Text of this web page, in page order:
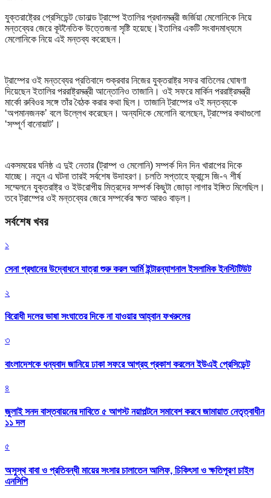
যুক্তরাষ্ট্রের প্রেসিডেন্ট ডোনাল্ড ট্রাম্পে ইতালির প্রধানমন্ত্রী জর্জিয়া মেলোনিকে নিয়ে
মন্তব্যের জেরে কূটনৈতিক উত্তেজনা সৃষ্টি হয়েছে।ইতালির একটি সংবাদমাধ্যমে
মেলোনিকে নিয়ে এই মন্তব্য করেছেন।
ট্রাম্পের ওই মন্তব্যের প্রতিবাদে শুক্রবার নিজের যুক্তরাষ্ট্র সফর বাতিলের ঘোষণা
দিয়েছেন ইতালির পররাষ্ট্রমন্ত্রী আন্তোনিও তাজানি। ওই সফরে মার্কিন পররাষ্ট্রমন্ত্রী
মার্কো রুবিওর সঙ্গে তাঁর বৈঠক করার কথা ছিল। তাজানি ট্রাম্পের ওই মন্তব্যকে
‘অপমানজনক’ বলে উল্লেখ করেছেন। অন্যদিকে মেলোনি বলেছেন, ট্রাম্পের কথাগুলো
‘সম্পূর্ণ বানোয়াট’।
একসময়ের ঘনিষ্ঠ এ দুই নেতার (ট্রাম্প ও মেলোনি) সম্পর্ক দিন দিন খারাপের দিকে
যাচ্ছে। নতুন এ ঘটনা তারই সর্বশেষ উদাহরণ। চলতি সপ্তাহে ফ্রান্সে জি-৭ শীর্ষ
সম্মেলনে যুক্তরাষ্ট্র ও ইউরোপীয় মিত্রদের সম্পর্ক কিছুটা জোড়া লাগার ইঙ্গিত মিলেছিল।
তবে ট্রাম্পের ওই মন্তব্যের জেরে সম্পর্কের ক্ষত আরও বাড়ল।
সর্বশেষ খবর
১
সেনা প্রধানের উদ্বোধনে যাত্রা শুরু করল আর্মি ইন্টারন্যাশনাল ইসলামিক ইনস্টিটিউট
২
বিরোধী দলের ভাষা সংঘাতের দিকে না যাওয়ার আহ্বান ফখরুলের
৩
বাংলাদেশকে ধন্যবাদ জানিয়ে ঢাকা সফরে আগ্রহ প্রকাশ করলেন ইউএই প্রেসিডেন্ট
৪
জুলাই সনদ বাস্তবায়নের দাবিতে ৫ আগস্ট নয়াপল্টনে সমাবেশ করবে জামায়াত নেতৃত্বাধীন
১১ দল
৫
অসুস্থ বাবা ও প্রতিবন্ধী মায়ের সংসার চালাতেন আলিফ, চিকিৎসা ও ক্ষতিপূরণ চাইল
এনসিপি